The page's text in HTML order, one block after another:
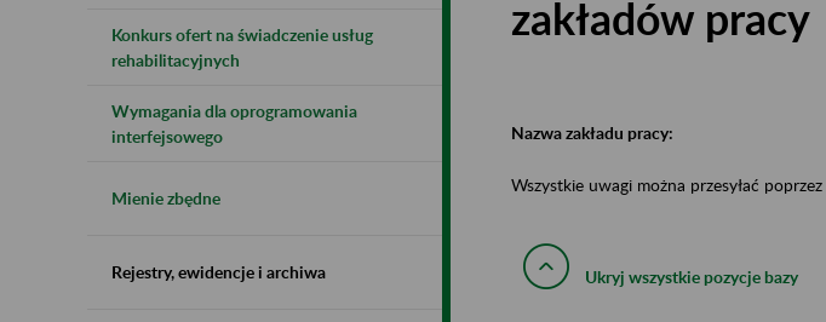
Konkurs ofert na świadczenie usług
rehabilitacyjnych
Wymagania dla oprogramowania
interfejsowego
Mienie zbędne
Rejestry, ewidencje i archiwa
zakładów pracy
Nazwa zakładu pracy:
Wszystkie uwagi można przesyłać poprzez
Ukryj wszystkie pozycje bazy